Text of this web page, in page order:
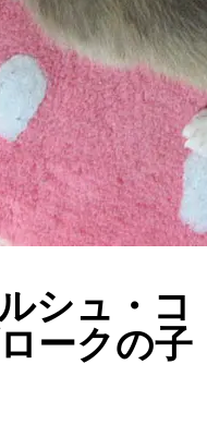
シュ・コ
ークの子